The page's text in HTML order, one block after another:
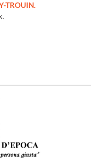
TROUIN.